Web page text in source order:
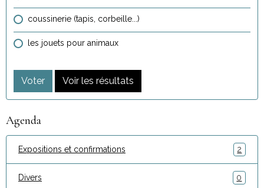
coussinerie (tapis, corbeille...)
les jouets pour animaux
Voter Voir les résultats
Agenda
Expositions et confirmations 2
Divers 0